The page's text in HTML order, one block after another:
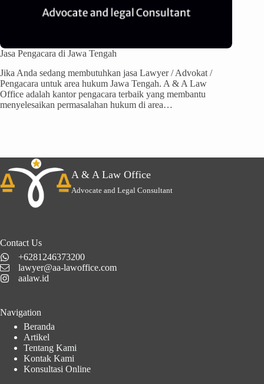
Jasa Pengacara di Jawa Tengah
Jika Anda sedang membutuhkan jasa Lawyer / Advokat /
Pengacara untuk area hukum Jawa Tengah. A & A Law
Office adalah kantor pengacara terbaik yang membantu
menyelesaikan permasalahan hukum di area…
A & A Law Office
Advocate and Legal Consultant
Contact Us
+6281246373200
lawyer@aa-lawoffice.com
aalaw.id
Navigation
Beranda
Artikel
Tentang Kami
Kontak Kami
Konsultasi Online